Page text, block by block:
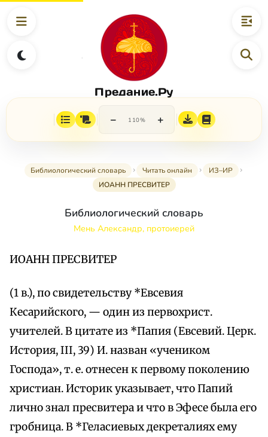
Предание.Ру
− 110% +
Библиологический словарь Читать онлайн
ИЗ–ИР
ИОАНН ПРЕСВИТЕР
Библиологический словарь
Мень Александр, протоиерей
ИОАНН ПРЕСВИТЕР
(1 в.), по свидетельству *Евсевия
Кесарийского, — один из первохрист.
учителей. В цитате из *Папия (Евсевий. Церк.
История, III, 39) И. назван «учеником
Господа», т. е. отнесен к первому поколению
христиан. Историк указывает, что Папий
лично знал пресвитера и что в Эфесе была его
гробница. В *Геласиевых декреталиях ему